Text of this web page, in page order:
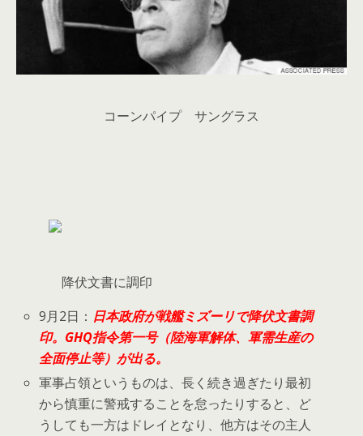
コーンパイプ サングラス
降伏文書に調印
9月2日： 日本政府が戦艦ミズーリで降伏文書調
印。GHQ指令第一号（陸海軍解体、軍需生産の
全面停止等）が出る。
軍事占領というものは、長く続き過ぎたり最初
から慎重に警戒することを怠ったりすると、ど
うしても一方はドレイとなり、他方はその主人